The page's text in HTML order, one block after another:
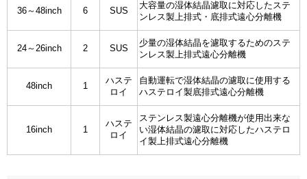
36～48inch 6 SUS
大容量の湿体結晶濾取に対応したステ
ンレス製上排式・底排式遠心分離機
24～26inch 2 SUS
少量の湿体結晶を濾取するためのステ
ンレス製上排式遠心分離機
48inch 1
ハステ
ロイ
自動運転で湿体結晶の濾取に使用する
ハステロイ製底排式遠心分離機
16inch 1
ハステ
ロイ
ステンレス製遠心分離機が使用出来な
い湿体結晶の濾取に対応したハステロ
イ製上排式遠心分離機